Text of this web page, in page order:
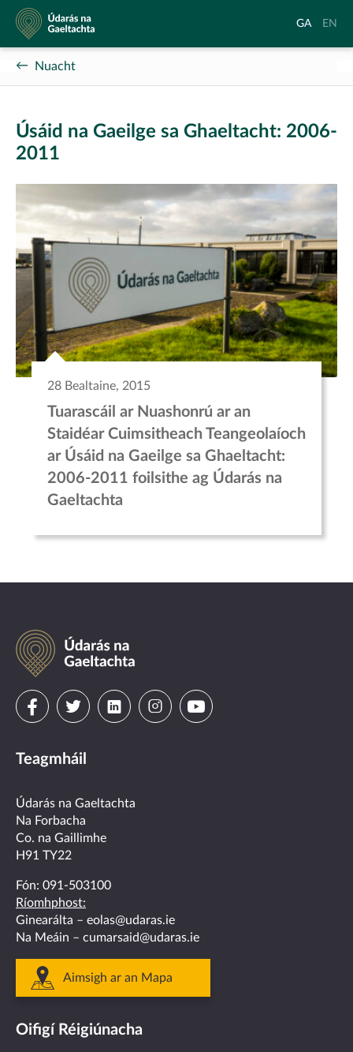
Údarás
na
Gaeltachta
Aistrigh
Gaeilge
GA
to
EN
Nuacht
Úsáid na Gaeilge sa Ghaeltacht: 2006-
2011
28 Bealtaine, 2015
Tuarascáil ar Nuashonrú ar an
Staidéar Cuimsitheach Teangeolaíoch
ar Úsáid na Gaeilge sa Ghaeltacht:
2006-2011 foilsithe ag Údarás na
Gaeltachta
Údarás
na
Gaeltachta
Visit
on
facebook
Visit
on
twitter
Visit
linkedin
VisitVisit
Teagmháil
Údarás na Gaeltachta
Na Forbacha
Co. na Gaillimhe
H91 TY22
Fón: 091-503100
Ríomhphost:
Ginearálta – eolas@udaras.ie
Na Meáin – cumarsaid@udaras.ie
Aimsigh ar an Mapa
Oifigí Réigiúnacha